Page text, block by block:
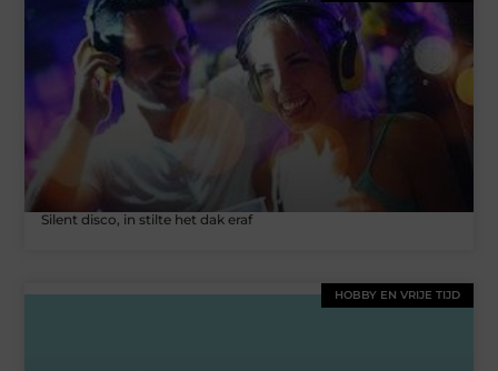
Silent disco, in stilte het dak eraf
HOBBY EN VRIJE TIJD